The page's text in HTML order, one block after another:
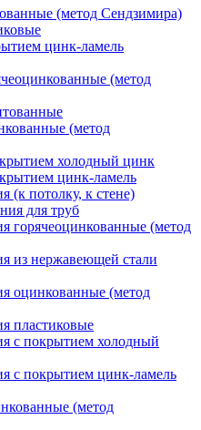
(метод Сендзимира)
цинк-ламель
(метод
(метод
холодный цинк
цинк-ламель
(к потолку, к стене)
для труб
горячеоцинкованные (метод
из нержавеющей стали
оцинкованные (метод
пластиковые
с покрытием холодный
с покрытием цинк-ламель
(метод